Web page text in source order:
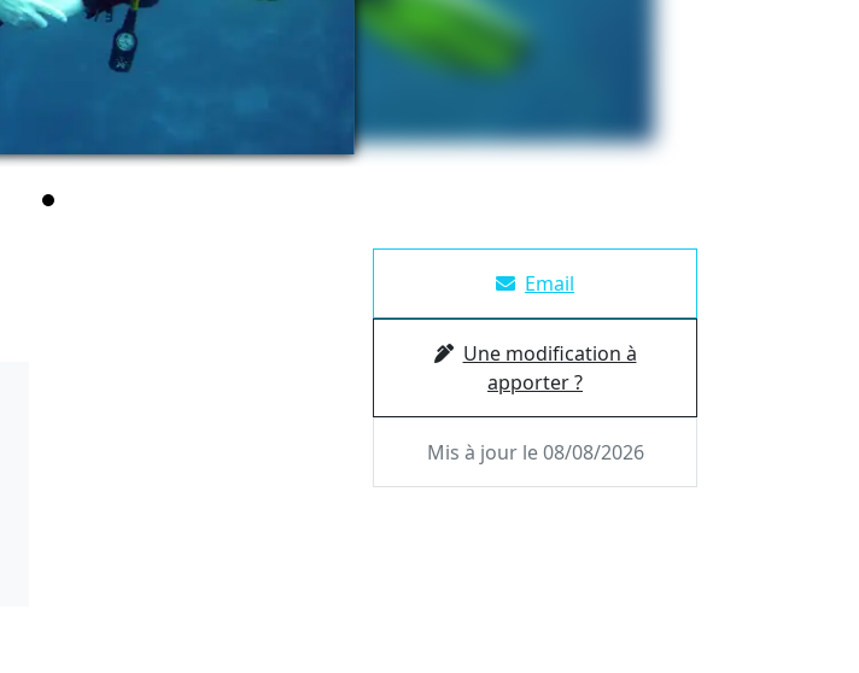
Email
Une modification à
apporter ?
Mis à jour le 08/08/2026